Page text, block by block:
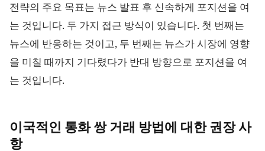
전략의 주요 목표는 뉴스 발표 후 신속하게 포지션을 여
는 것입니다. 두 가지 접근 방식이 있습니다. 첫 번째는
뉴스에 반응하는 것이고, 두 번째는 뉴스가 시장에 영향
을 미칠 때까지 기다렸다가 반대 방향으로 포지션을 여
는 것입니다.
이국적인 통화 쌍 거래 방법에 대한 권장사
항